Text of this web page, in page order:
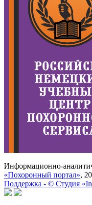
Информационно-
«Похоронный портал»,
Поддержка - © Cтудия